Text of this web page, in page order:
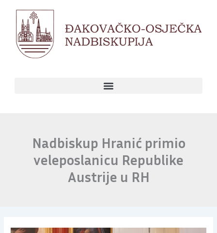
content
Nadbiskup Hranić primio
veleposlanicu Republike
Austrije u RH